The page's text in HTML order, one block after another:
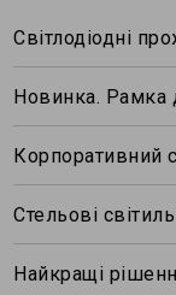
Світлодіодні
Новинка. Рамка
Корпоративний
Стельові
Найкращі